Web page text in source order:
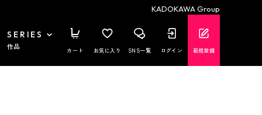
KADOKAWA Group
SERIES
作品 カート お気に入り SNS一覧 ログイン 新規登録